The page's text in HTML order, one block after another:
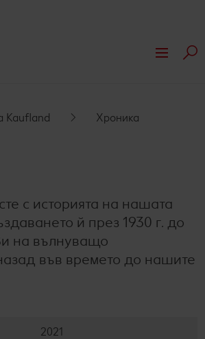
марки
Kaufland Хроника
с историята на нашата
й през 1930 г. до
на вълнуващо
във времето до нашите
2021